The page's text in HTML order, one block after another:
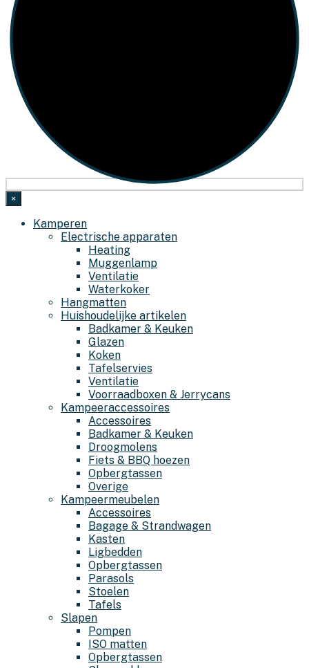
×
Kamperen
Electrische apparaten
Heating
Muggenlamp
Ventilatie
Waterkoker
Hangmatten
Huishoudelijke artikelen
Badkamer & Keuken
Glazen
Koken
Tafelservies
Ventilatie
Voorraadboxen & Jerrycans
Kampeeraccessoires
Accessoires
Badkamer & Keuken
Droogmolens
Fiets & BBQ hoezen
Opbergtassen
Overige
Kampeermeubelen
Accessoires
Bagage & Strandwagen
Kasten
Ligbedden
Opbergtassen
Parasols
Stoelen
Tafels
Slapen
Pompen
ISO matten
Opbergtassen